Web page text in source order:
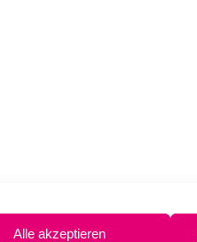
Alle akzeptieren